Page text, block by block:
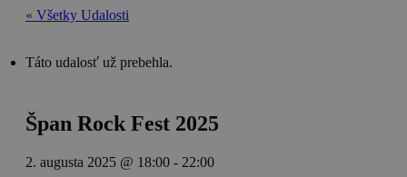
« Všetky Udalosti
Táto udalosť už prebehla.
Špan Rock Fest 2025
2. augusta 2025 @ 18:00 - 22:00